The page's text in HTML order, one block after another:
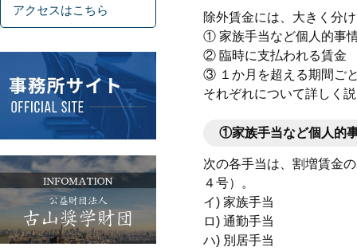
除外賃金には、大きく分
① 家族手当など個人的事
② 臨時に支払われる賃金
③ １か月を超える期間ご
それぞれについて詳しく
①家族手当など個人的
次の各手当は、割増賃金
４号）。
イ) 家族手当
ロ) 通勤手当
ハ) 別居手当
アクセスはこちら